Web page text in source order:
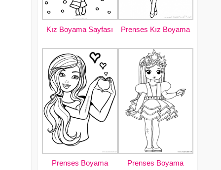
Kız Boyama Sayfası Prenses Kız Boyama
Prenses Boyama
Prenses Boyama